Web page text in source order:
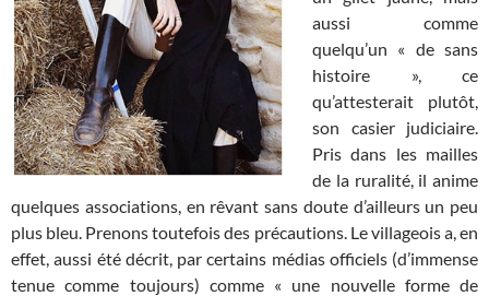
aussi comme
quelqu’un « de sans
histoire », ce
qu’attesterait plutôt,
son casier judiciaire.
Pris dans les mailles
de la ruralité, il anime
quelques associations, en rêvant sans doute d’ailleurs un peu
plus bleu. Prenons toutefois des précautions. Le villageois a, en
effet, aussi été décrit, par certains médias officiels (d’immense
tenue comme toujours) comme « une nouvelle forme de